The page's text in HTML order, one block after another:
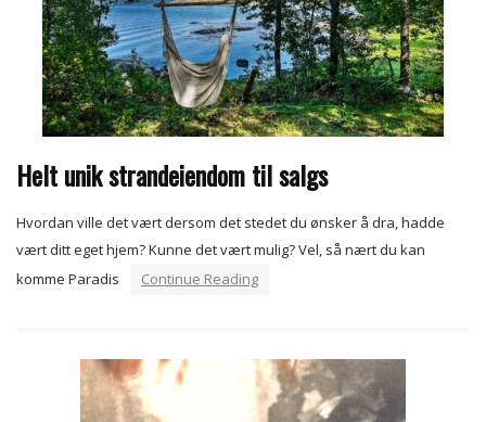
Helt unik strandeiendom til salgs
Hvordan ville det vært dersom det stedet du ønsker å dra, hadde
vært ditt eget hjem? Kunne det vært mulig? Vel, så nært du kan
komme Paradis
Continue Reading